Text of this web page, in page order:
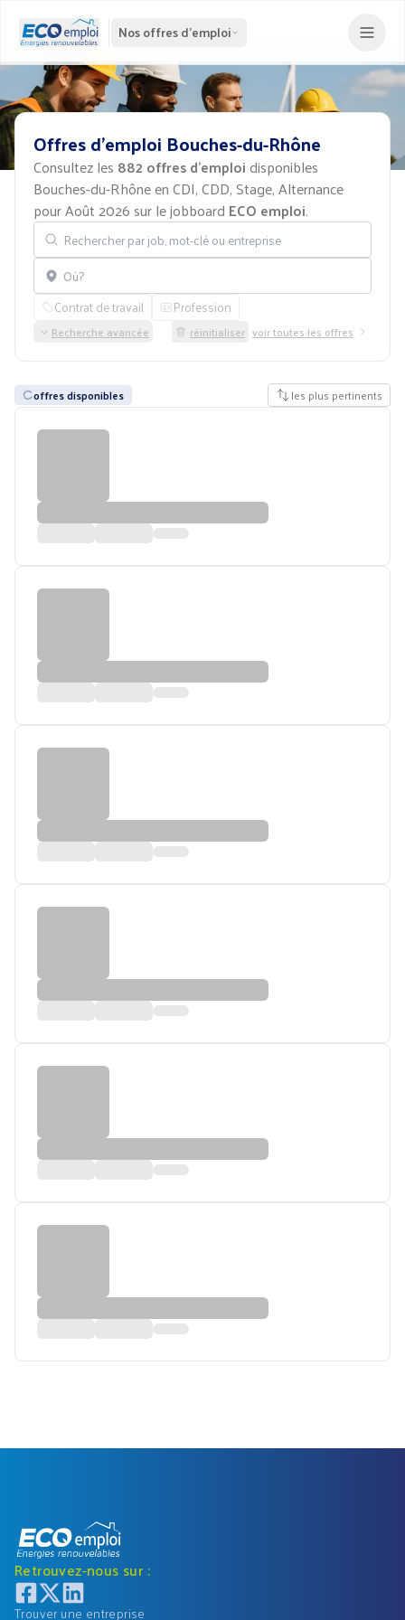
Nos offres d'emploi
Offresd'emploi Bouches-du-Rhône
Consultez les 882 offres d'emploi disponibles
Bouches-du-Rhône en CDI, CDD, Stage, Alternance
pour Août 2026 sur le jobboard ECO emploi.
Rechercher par job, mot-clé ou entreprise
Localisation
Contrat de travail Profession
Recherche avancée réinitialiser voir toutes les offres
offres disponibles les plus pertinents
Retrouvez-nous sur :
Trouver une entreprise